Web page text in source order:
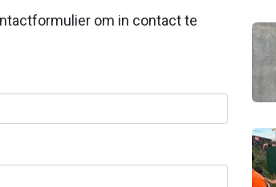
om in contact te